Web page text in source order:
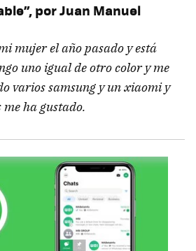
por Juan Manuel
mujer el año pasado y está
uno igual de otro color y me
varios samsung y un xiaomi y
me ha gustado.